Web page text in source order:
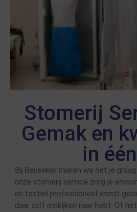
Stomerij
Gemak en
in één
Bij Beuseker maken we het je
onze stomerij service zorg je
en textiel professioneel wordt
daar zelf omkijken naar hebt. Of